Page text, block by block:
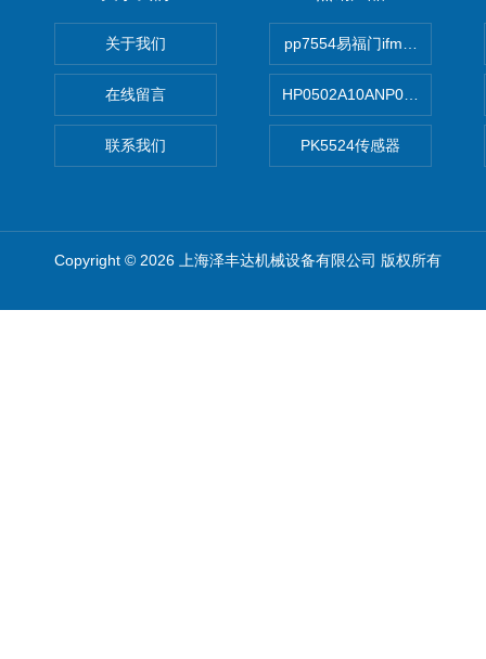
关于我们
在线留言
联系我们
pp7554易福门ifm传感器
HP0502A10ANP01滤芯 Mp
PK5524传感器
Copyright © 2026 上海泽丰达机械设备有限公司 版权所有